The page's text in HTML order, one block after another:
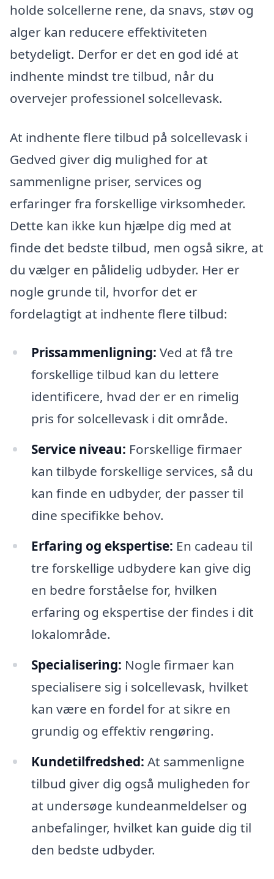
holde solcellerne rene, da snavs, støv og
alger kan reducere effektiviteten
betydeligt. Derfor er det en god idé at
indhente mindst tre tilbud, når du
overvejer professionel solcellevask.
At indhente flere tilbud på solcellevask i
Gedved giver dig mulighed for at
sammenligne priser, services og
erfaringer fra forskellige virksomheder.
Dette kan ikke kun hjælpe dig med at
finde det bedste tilbud, men også sikre, at
du vælger en pålidelig udbyder. Her er
nogle grunde til, hvorfor det er
fordelagtigt at indhente flere tilbud:
Prissammenligning: Ved at få tre
forskellige tilbud kan du lettere
identificere, hvad der er en rimelig
pris for solcellevask i dit område.
Service niveau: Forskellige firmaer
kan tilbyde forskellige services, så du
kan finde en udbyder, der passer til
dine specifikke behov.
Erfaring og ekspertise: En cadeau til
tre forskellige udbydere kan give dig
en bedre forståelse for, hvilken
erfaring og ekspertise der findes i dit
lokalområde.
Specialisering: Nogle firmaer kan
specialisere sig i solcellevask, hvilket
kan være en fordel for at sikre en
grundig og effektiv rengøring.
Kundetilfredshed: At sammenligne
tilbud giver dig også muligheden for
at undersøge kundeanmeldelser og
anbefalinger, hvilket kan guide dig til
den bedste udbyder.